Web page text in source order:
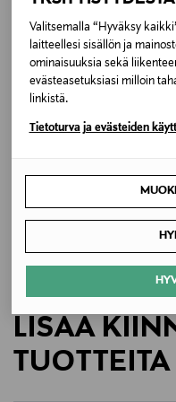
Valitsemalla “Hyväksy
laitteellesi sisällön ja
ominaisuuksia sekä
evästeasetuksiasi milloin
linkistä.
Tietoturva ja evästeiden
Kiina
Valmistajan
Moss Copenhagen A/S
Artvej 1, 7100 Vejle,
LISÄÄ
TUOTTEITA